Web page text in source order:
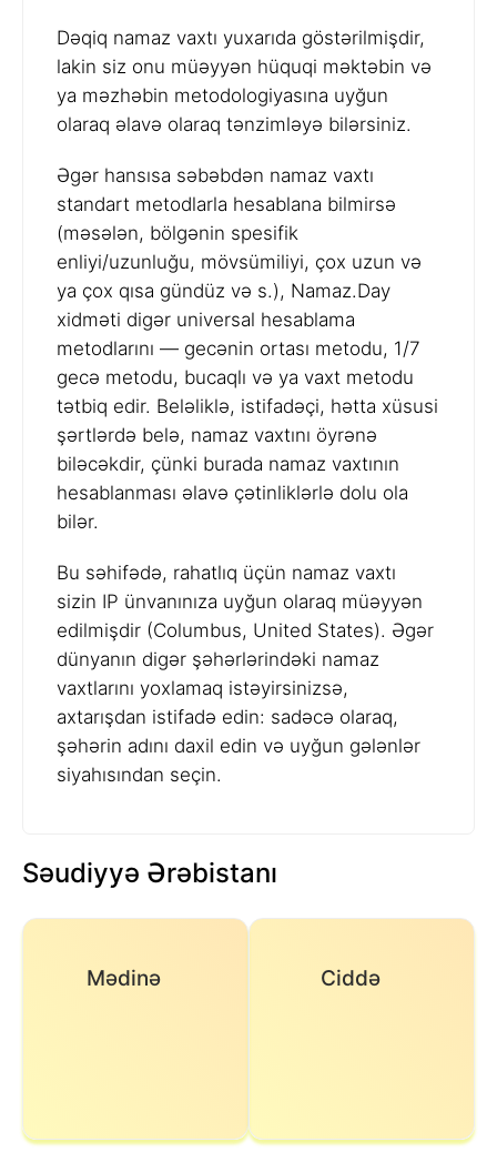
Dəqiq namaz vaxtı yuxarıda göstərilmişdir,
lakin siz onu müəyyən hüquqi məktəbin və
ya məzhəbin metodologiyasına uyğun
olaraq əlavə olaraq tənzimləyə bilərsiniz.
Əgər hansısa səbəbdən namaz vaxtı
standart metodlarla hesablana bilmirsə
(məsələn, bölgənin spesifik
enliyi/uzunluğu, mövsümiliyi, çox uzun və
ya çox qısa gündüz və s.), Namaz.Day
xidməti digər universal hesablama
metodlarını — gecənin ortası metodu, 1/7
gecə metodu, bucaqlı və ya vaxt metodu
tətbiq edir. Beləliklə, istifadəçi, hətta xüsusi
şərtlərdə belə, namaz vaxtını öyrənə
biləcəkdir, çünki burada namaz vaxtının
hesablanması əlavə çətinliklərlə dolu ola
bilər.
Bu səhifədə, rahatlıq üçün namaz vaxtı
sizin IP ünvanınıza uyğun olaraq müəyyən
edilmişdir (Columbus, United States). Əgər
dünyanın digər şəhərlərindəki namaz
vaxtlarını yoxlamaq istəyirsinizsə,
axtarışdan istifadə edin: sadəcə olaraq,
şəhərin adını daxil edin və uyğun gələnlər
siyahısından seçin.
Səudiyyə Ərəbistanı
Mədinə Ciddə